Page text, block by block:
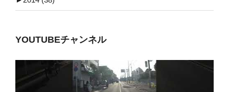
YOUTUBEチャンネル